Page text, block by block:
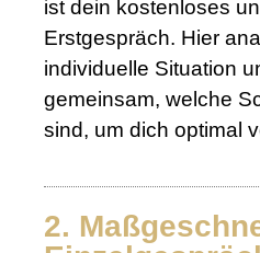
ist dein kostenloses
Erstgespräch. Hier
individuelle Situation
gemeinsam, welche
sind, um dich optimal
2.